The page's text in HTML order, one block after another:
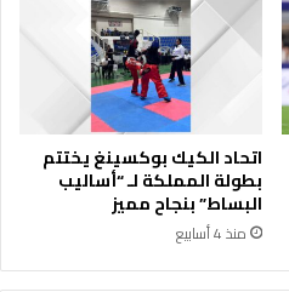
اتحاد الكيك بوكسينغ يختتم
بطولة المملكة لـ “أساليب
البساط” بنجاح مميز
منذ 4 أسابيع